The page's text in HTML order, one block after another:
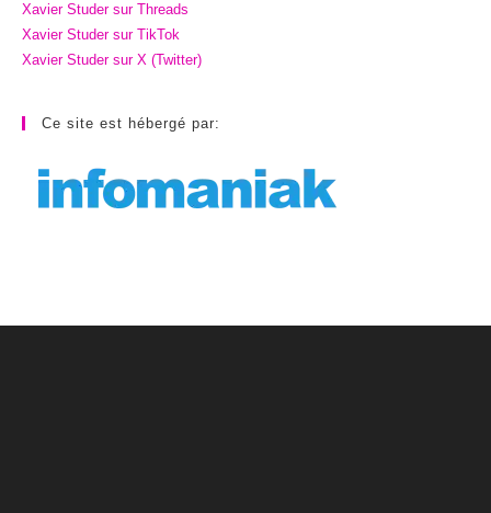
Xavier Studer sur Threads
Xavier Studer sur TikTok
Xavier Studer sur X (Twitter)
Ce site est hébergé par: